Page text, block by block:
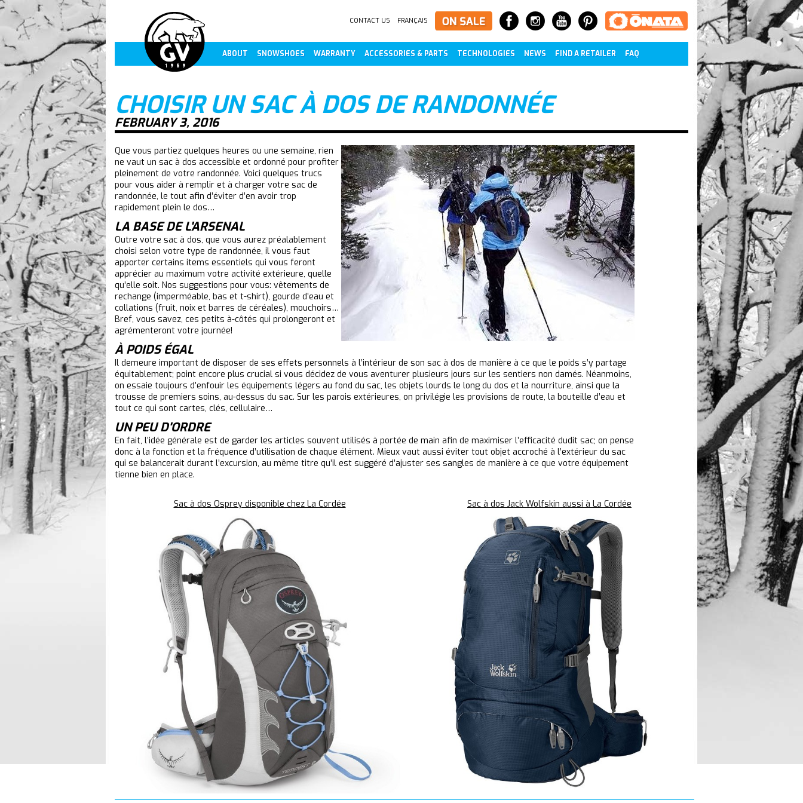
CONTACT US FRANÇAIS
ABOUT SNOWSHOES WARRANTY ACCESSORIES & PARTS TECHNOLOGIES NEWS FIND A RETAILER FAQ
CHOISIR UN SAC À DOS DE RANDONNÉE
FEBRUARY 3, 2016
Que vous partiez quelques heures ou une semaine, rien
ne vaut un sac à dos accessible et ordonné pour profiter
pleinement de votre randonnée. Voici quelques trucs
pour vous aider à remplir et à charger votre sac de
randonnée, le tout afin d’éviter d’en avoir trop
rapidement plein le dos…
LA BASE DE L'ARSENAL
Outre votre sac à dos, que vous aurez préalablement
choisi selon votre type de randonnée, il vous faut
apporter certains items essentiels qui vous feront
apprécier au maximum votre activité extérieure, quelle
qu’elle soit. Nos suggestions pour vous: vêtements de
rechange (imperméable, bas et t-shirt), gourde d’eau et
collations (fruit, noix et barres de céréales), mouchoirs…
Bref, vous savez, ces petits à-côtés qui prolongeront et
agrémenteront votre journée!
À POIDS ÉGAL
Il demeure important de disposer de ses effets personnels à l’intérieur de son sac à dos de manière à ce que le poids s’y partage
équitablement; point encore plus crucial si vous décidez de vous aventurer plusieurs jours sur les sentiers non damés. Néanmoins,
on essaie toujours d’enfouir les équipements légers au fond du sac, les objets lourds le long du dos et la nourriture, ainsi que la
trousse de premiers soins, au-dessus du sac. Sur les parois extérieures, on privilégie les provisions de route, la bouteille d’eau et
tout ce qui sont cartes, clés, cellulaire…
UN PEU D'ORDRE
En fait, l’idée générale est de garder les articles souvent utilisés à portée de main afin de maximiser l’efficacité dudit sac; on pense
donc à la fonction et la fréquence d’utilisation de chaque élément. Mieux vaut aussi éviter tout objet accroché à l’extérieur du sac
qui se balancerait durant l’excursion, au même titre qu’il est suggéré d’ajuster ses sangles de manière à ce que votre équipement
tienne bien en place.
Sac à dos Osprey disponible chez La Cordée Sac à dos Jack Wolfskin aussi à La Cordée